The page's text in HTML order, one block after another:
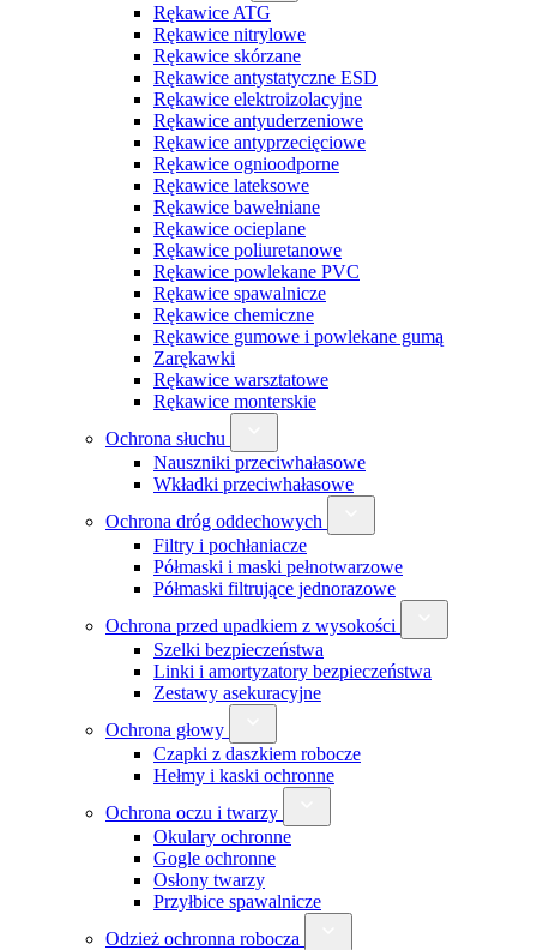
Rękawice ATG
Rękawice nitrylowe
Rękawice skórzane
Rękawice antystatyczne ESD
Rękawice elektroizolacyjne
Rękawice antyuderzeniowe
Rękawice antyprzecięciowe
Rękawice ognioodporne
Rękawice lateksowe
Rękawice bawełniane
Rękawice ocieplane
Rękawice poliuretanowe
Rękawice powlekane PVC
Rękawice spawalnicze
Rękawice chemiczne
Rękawice gumowe i powlekane gumą
Zarękawki
Rękawice warsztatowe
Rękawice monterskie
Ochrona słuchu
Nauszniki przeciwhałasowe
Wkładki przeciwhałasowe
Ochrona dróg oddechowych
Filtry i pochłaniacze
Półmaski i maski pełnotwarzowe
Półmaski filtrujące jednorazowe
Ochrona przed upadkiem z wysokości
Szelki bezpieczeństwa
Linki i amortyzatory bezpieczeństwa
Zestawy asekuracyjne
Ochrona głowy
Czapki z daszkiem robocze
Hełmy i kaski ochronne
Ochrona oczu i twarzy
Okulary ochronne
Gogle ochronne
Osłony twarzy
Przyłbice spawalnicze
Odzież ochronna robocza